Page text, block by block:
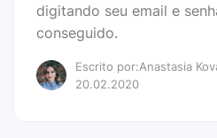
digitando seu email e
conseguido.
Escrito por:Anastasia
20.02.2020